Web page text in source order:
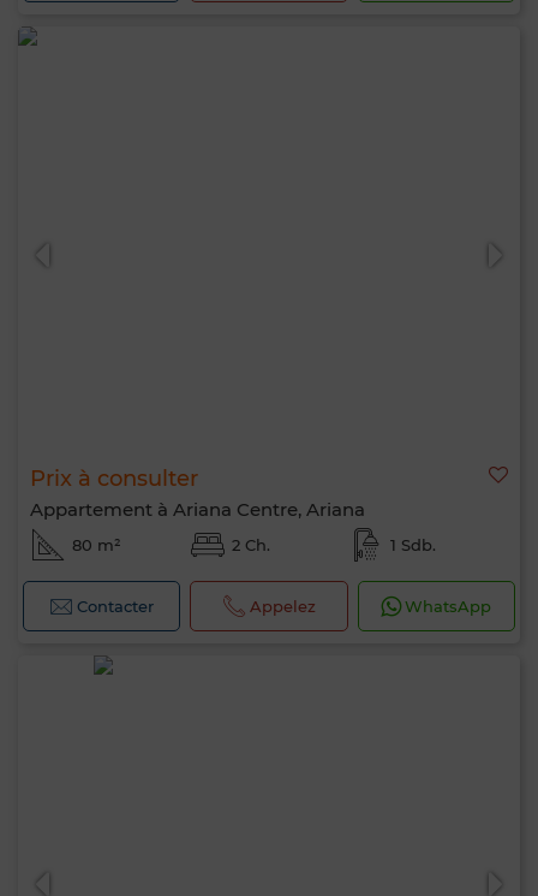
Prix à consulter
Appartement à Ariana Centre, Ariana
80 m² 2 Ch. 1 Sdb.
Contacter Appelez WhatsApp